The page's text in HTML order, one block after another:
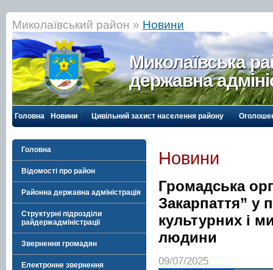
Миколаївський район » Новини
Миколаївська
державна
Головна Новини Цивільний захист населення району
Головна
Відомості про район
Районна державна адміністрація
Структурні підрозділи
райдержадміністрації
Звернення громадян
Електронне звернення
Новини
Громадська
Закарпаття” у
культурних і
людини
09/07/2025